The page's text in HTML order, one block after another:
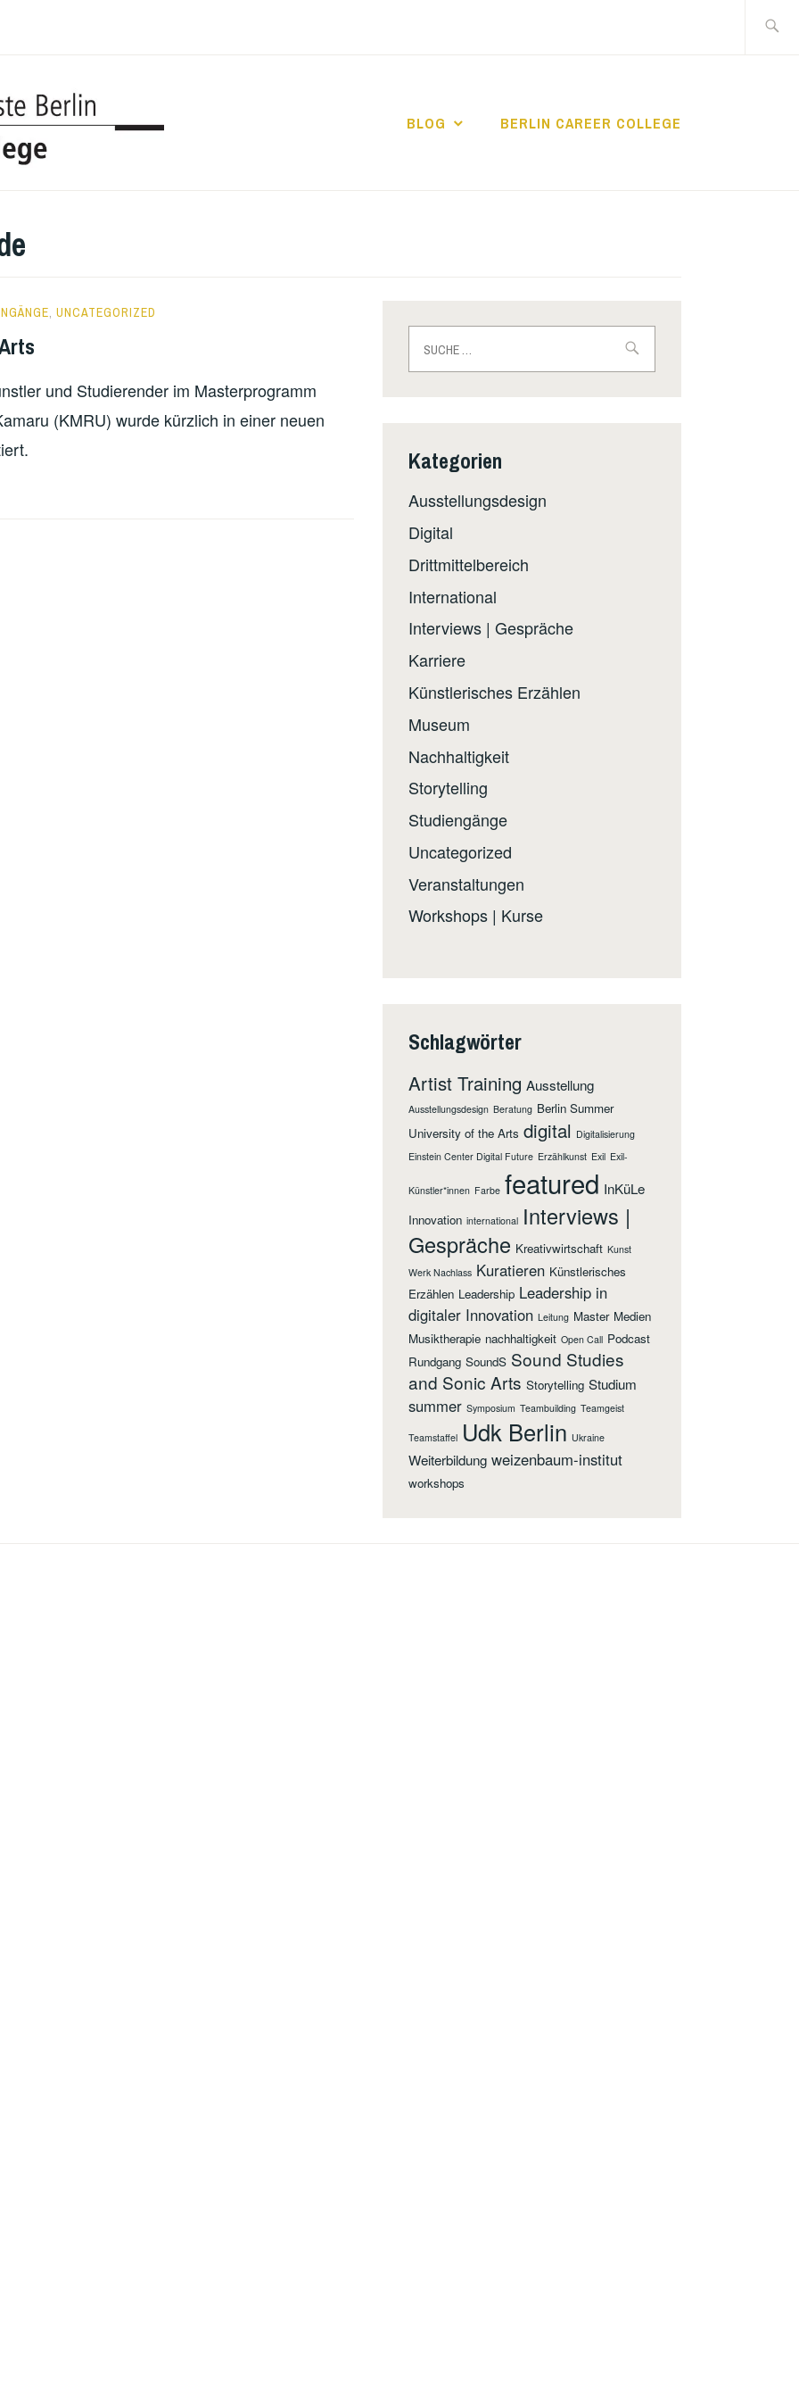
nach:
BLOG BERLIN CAREER COLLEGE
UNCATEGORIZED
und Studierender im Masterprogramm
(KMRU) wurde kürzlich in einer neuen
nach:
Kategorien
Ausstellungsdesign
Digital
Drittmittelbereich
International
Interviews | Gespräche
Karriere
Künstlerisches Erzählen
Museum
Nachhaltigkeit
Storytelling
Studiengänge
Uncategorized
Veranstaltungen
Workshops | Kurse
Schlagwörter
Artist Training Ausstellung
Ausstellungsdesign Beratung Berlin Summer
University of the Arts digital Digitalisierung
Einstein Center Digital Future Erzählkunst Exil Exil-
Künstler*innen Farbe featured InKüLe
Innovation international Interviews |
Gespräche Kreativwirtschaft Kunst
Werk Nachlass Kuratieren Künstlerisches
Erzählen Leadership Leadership in
digitaler Innovation Leitung Master Medien
Musiktherapie nachhaltigkeit Open Call Podcast
Rundgang SoundS Sound Studies
and Sonic Arts Storytelling Studium
summer Symposium Teambuilding Teamgeist
Teamstaffel Udk Berlin Ukraine
Weiterbildung weizenbaum-institut
workshops